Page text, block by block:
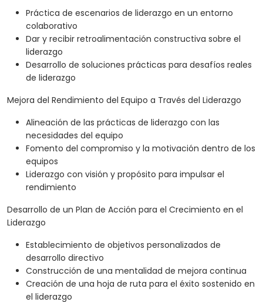
Práctica de escenarios de liderazgo en un entorno
colaborativo
Dar y recibir retroalimentación constructiva sobre el
liderazgo
Desarrollo de soluciones prácticas para desafíos reales
de liderazgo
Mejora del Rendimiento del Equipo a Través del Liderazgo
Alineación de las prácticas de liderazgo con las
necesidades del equipo
Fomento del compromiso y la motivación dentro de los
equipos
Liderazgo con visión y propósito para impulsar el
rendimiento
Desarrollo de un Plan de Acción para el Crecimiento en el
Liderazgo
Establecimiento de objetivos personalizados de
desarrollo directivo
Construcción de una mentalidad de mejora continua
Creación de una hoja de ruta para el éxito sostenido en
el liderazgo